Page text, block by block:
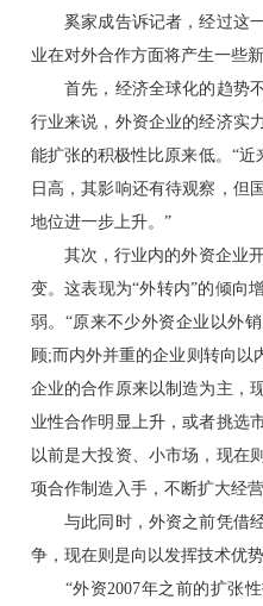
奚家成告诉记者，经过这一
业在对外合作方面将产生一些新
首先，经济全球化的趋势不
行业来说，外资企业的经济实
能扩张的积极性比原来低。“近
日高，其影响还有待观察，但
地位进一步上升。”
其次，行业内的外资企业开
变。这表现为“外转内”的倾向
弱。“原来不少外资企业以外
顾;而内外并重的企业则转向以
企业的合作原来以制造为主，
业性合作明显上升，或者挑选
以前是大投资、小市场，现在
项合作制造入手，不断扩大经
与此同时，外资之前凭借经
争，现在则是向以发挥技术优
“外资2007年之前的扩张性